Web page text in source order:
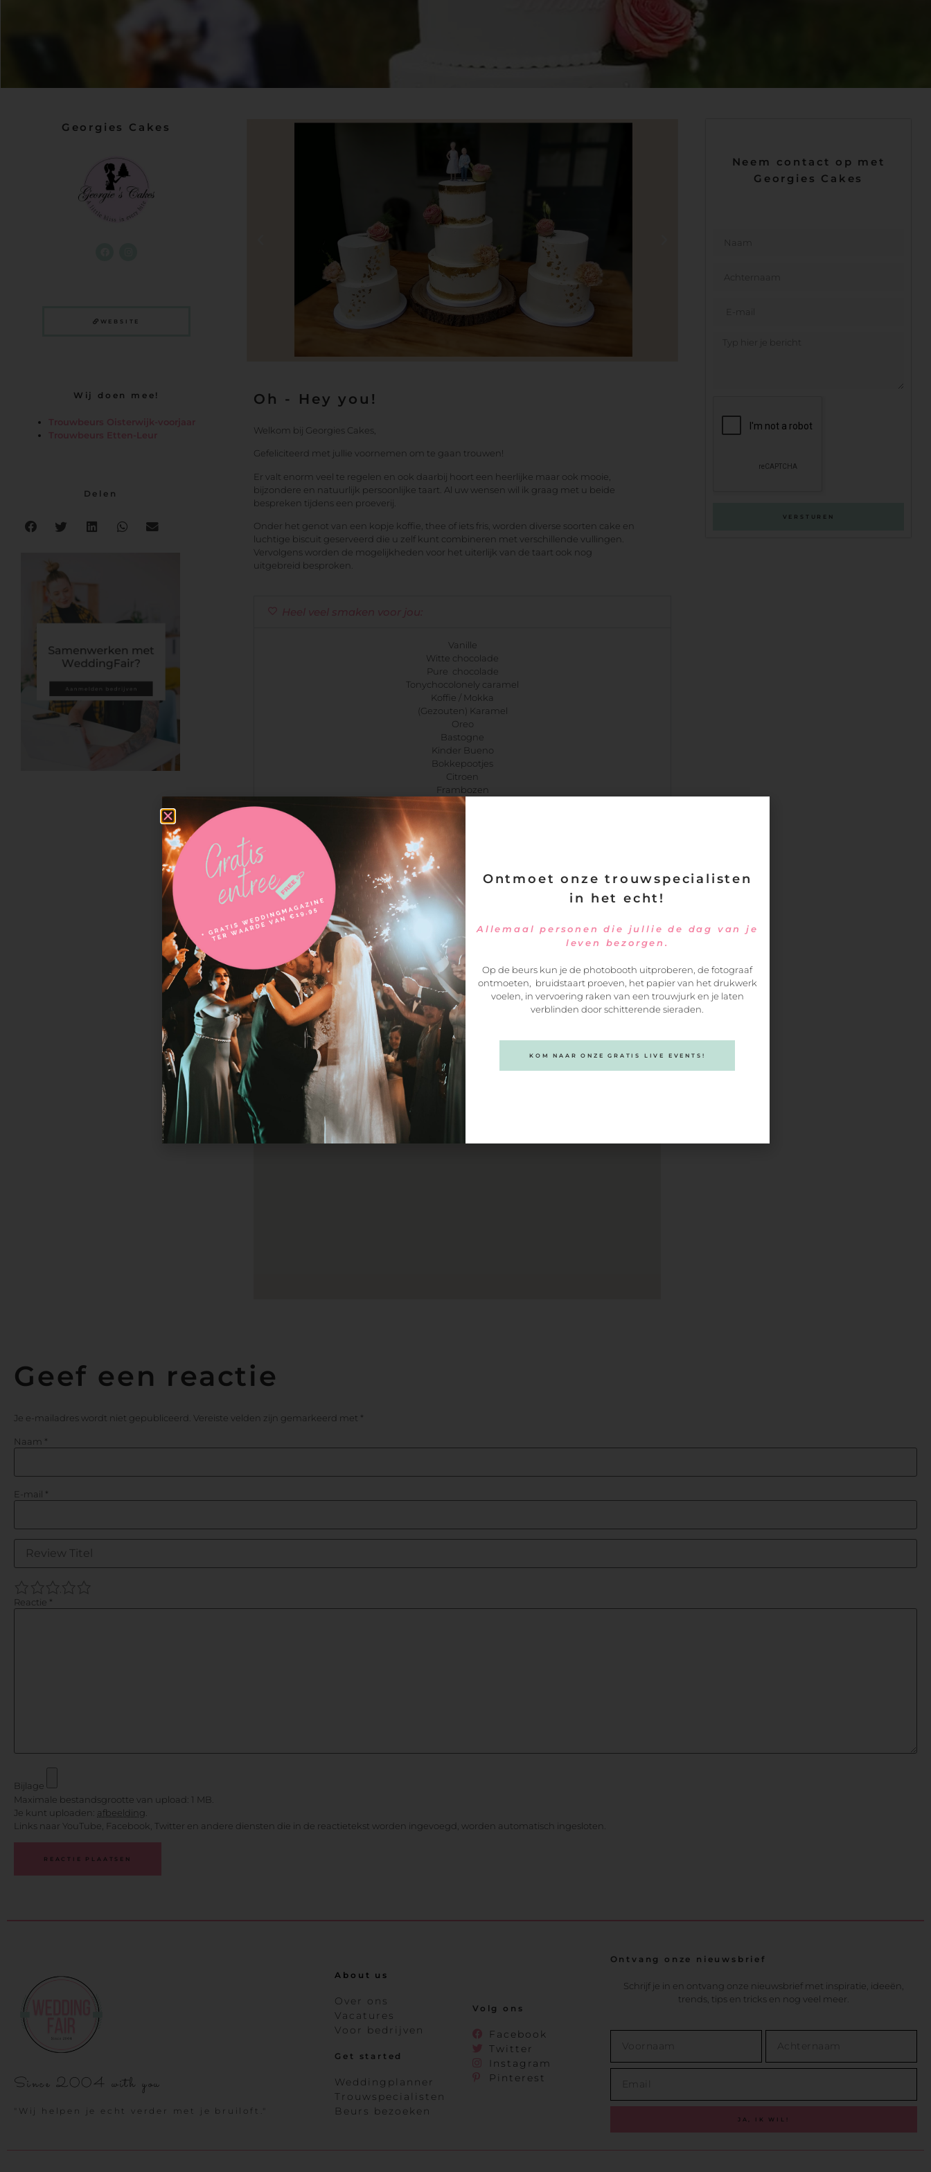
Georgies Cakes
WEBSITE
Wij doen mee!
Trouwbeurs Oisterwijk-voorjaar
Trouwbeurs Etten-Leur
Delen
Oh - Hey you!
Welkom bij Georgies Cakes,
Gefeliciteerd met jullie voornemen om te gaan trouwen!
Er valt enorm veel te regelen en ook daarbij hoort een heerlijke maar ook mooie,
bijzondere en natuurlijk persoonlijke taart. Al uw wensen wil ik graag met u beide
bespreken tijdens een proeverij.
Onder het genot van een kopje koffie, thee of iets fris, worden diverse soorten cake en
luchtige biscuit geserveerd die u zelf kunt combineren met verschillende vullingen.
Vervolgens worden de mogelijkheden voor het uiterlijk van de taart ook nog
uitgebreid besproken.
Heel veel smaken voor jou:
Vanille
Witte chocolade
Pure chocolade
Tonychocolonely caramel
Koffie / Mokka
(Gezouten) Karamel
Oreo
Bastogne
Kinder Bueno
Bokkepootjes
Citroen
Frambozen
Kersen
Bosvruchten
Framboos
Kers
Abrikozen
Rode vruchten
Homemade lemon curd
Dulche de Leche
Georgies Cakes
Loveren 32
5111 TC Baarle-Nassau
Neem contact op met
Georgies Cakes
VERSTUREN
Geef een reactie
Je e-mailadres wordt niet gepubliceerd. Vereiste velden zijn gemarkeerd met *
Naam *
E-mail *
5
4
3
2
Reactie *
Bijlage
Maximale bestandsgrootte van upload: 1 MB.
Je kunt uploaden: afbeelding
Links naar YouTube, Facebook, Twitter en andere diensten die in de reactietekst worden ingevoegd, worden automatisch ingesloten.
Since 2004 with you
"Wij helpen je echt verder met je bruiloft."
About us
Over ons
Vacatures
Voor bedrijven
Get started
Weddingplanner
Trouwspecialisten
Beurs bezoeken
Volg ons
Facebook
Twitter
Instagram
Pinterest
Ontvang onze nieuwsbrief
Schrijf je in en ontvang onze nieuwsbrief met inspiratie, ideeën,
trends, tips en tricks en nog veel meer.
JA, IK WIL!
Ontmoet onze trouwspecialisten
in het echt!
Allemaal personen die jullie de dag van je
leven bezorgen.
Op de beurs kun je de photobooth uitproberen, de fotograaf
ontmoeten, bruidstaart proeven, het papier van het drukwerk
voelen, in vervoering raken van een trouwjurk en je laten
verblinden door schitterende sieraden.
KOM NAAR ONZE GRATIS LIVE EVENTS!